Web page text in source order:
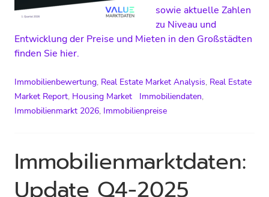
sowie aktuelle Zahlen
zu Niveau und
Entwicklung der Preise und Mieten in den Großstädten
finden Sie hier.
Immobilienbewertung, Real Estate Market Analysis, Real Estate
Market Report, Housing Market Immobiliendaten,
Immobilienmarkt 2026, Immobilienpreise
Immobilienmarktdaten:
Update Q4-2025